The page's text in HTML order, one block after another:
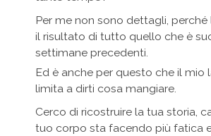
Per me non sono dettagli, perché
il risultato di tutto quello che è
settimane precedenti.
Ed è anche per questo che il mio
limita a dirti cosa mangiare.
Cerco di ricostruire la tua storia,
tuo corpo sta facendo più fatica